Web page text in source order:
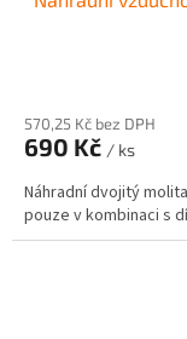
570,25 Kč bez DPH
690 Kč / ks
Náhradní dvojitý
pouze v kombinaci s